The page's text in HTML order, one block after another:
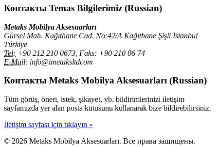
Контакты Temas Bilgilerimiz (Russian)
Metaks Mobilya Aksesuarları
Gürsel Mah. Kağıthane Cad. No:42/A Kağıthane Şişli İstanbul
Türkiye
Tel: +90 212 210 0673, Faks: +90 210 06 74
E-Mail: info@imetaksltdcom
Контакты Metaks Mobilya Aksesuarları (Russian)
Tüm görüş, öneri, istek, şikayet, vb. bildirimlerinizi iletişim
sayfamızda yer alan posta kutusunu kullanarak bize bildirebilirsiniz.
İletişim sayfası için tıklayın »
© 2026 Metaks Mobilya Aksesuarları. Все права защищены.